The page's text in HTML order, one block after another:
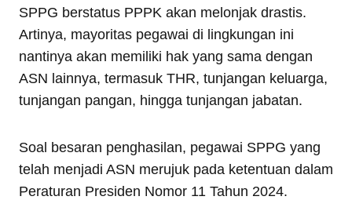
SPPG berstatus PPPK akan melonjak drastis.
Artinya, mayoritas pegawai di lingkungan ini
nantinya akan memiliki hak yang sama dengan
ASN lainnya, termasuk THR, tunjangan keluarga,
tunjangan pangan, hingga tunjangan jabatan.
Soal besaran penghasilan, pegawai SPPG yang
telah menjadi ASN merujuk pada ketentuan dalam
Peraturan Presiden Nomor 11 Tahun 2024.